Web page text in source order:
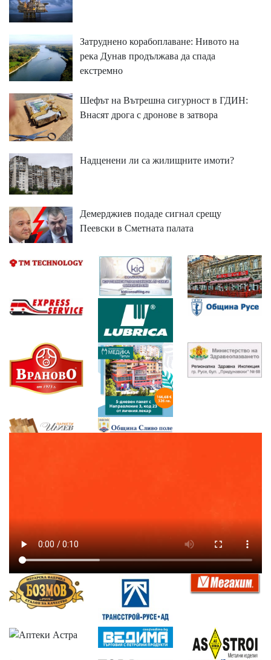
Затруднено корабоплаване: Нивото на
река Дунав продължава да спада
екстремно
Шефът на Вътрешна сигурност в ГДИН:
Внасят дрога с дронове в затвора
Надценени ли са жилищните имоти?
Демерджиев подаде сигнал срещу
Пеевски в Сметната палата